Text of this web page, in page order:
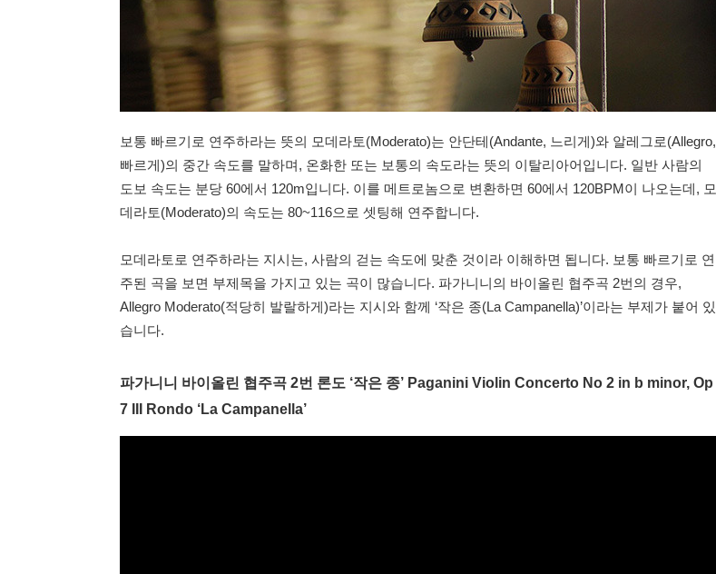
보통 빠르기로 연주하라는 뜻의 모데라토(Moderato)는 안단테(Andante, 느리게)와 알레그로(Allegro,
빠르게)의 중간 속도를 말하며, 온화한 또는 보통의 속도라는 뜻의 이탈리아어입니다. 일반 사람의
도보 속도는 분당 60에서 120m입니다. 이를 메트로놈으로 변환하면 60에서 120BPM이 나오는데, 모
데라토(Moderato)의 속도는 80~116으로 셋팅해 연주합니다.
모데라토로 연주하라는 지시는, 사람의 걷는 속도에 맞춘 것이라 이해하면 됩니다. 보통 빠르기로 연
주된 곡을 보면 부제목을 가지고 있는 곡이 많습니다. 파가니니의 바이올린 협주곡 2번의 경우,
Allegro Moderato(적당히 발랄하게)라는 지시와 함께 ‘작은 종(La Campanella)’이라는 부제가 붙어 있
습니다.
파가니니 바이올린 협주곡 2번 론도 ‘작은 종’ Paganini Violin Concerto No 2 in b minor, Op
7 III Rondo ‘La Campanella’